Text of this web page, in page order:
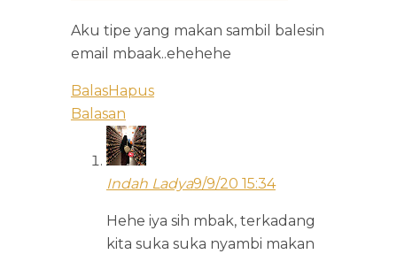
Aku tipe yang makan sambil balesin
email mbaak..ehehehe
BalasHapus
Balasan
Indah Ladya9/9/20 15:34
Hehe iya sih mbak, terkadang
kita suka suka nyambi makan